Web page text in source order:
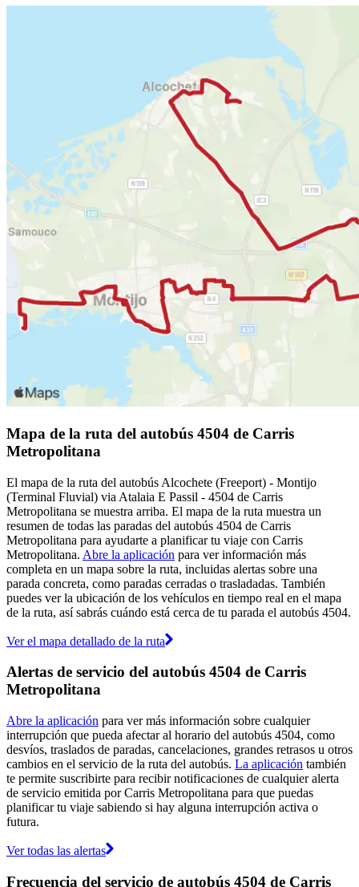
Mapa de la ruta del autobús 4504 de Carris
Metropolitana
El mapa de la ruta del autobús Alcochete (Freeport) - Montijo
(Terminal Fluvial) via Atalaia E Passil - 4504 de Carris
Metropolitana se muestra arriba. El mapa de la ruta muestra un
resumen de todas las paradas del autobús 4504 de Carris
Metropolitana para ayudarte a planificar tu viaje con Carris
Metropolitana. Abre la aplicación para ver información más
completa en un mapa sobre la ruta, incluidas alertas sobre una
parada concreta, como paradas cerradas o trasladadas. También
puedes ver la ubicación de los vehículos en tiempo real en el mapa
de la ruta, así sabrás cuándo está cerca de tu parada el autobús 4504.
Ver el mapa detallado de la ruta
Alertas de servicio del autobús 4504 de Carris
Metropolitana
Abre la aplicación para ver más información sobre cualquier
interrupción que pueda afectar al horario del autobús 4504, como
desvíos, traslados de paradas, cancelaciones, grandes retrasos u otros
cambios en el servicio de la ruta del autobús. La aplicación también
te permite suscribirte para recibir notificaciones de cualquier alerta
de servicio emitida por Carris Metropolitana para que puedas
planificar tu viaje sabiendo si hay alguna interrupción activa o
futura.
Ver todas las alertas
Frecuencia del servicio de autobús 4504 de Carris